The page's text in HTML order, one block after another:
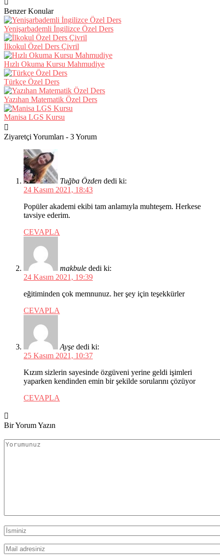
Benzer Konular
Yenişarbademli İngilizce Özel Ders
İlkokul Özel Ders Çivril
Hızlı Okuma Kursu Mahmudiye
Türkçe Özel Ders
Yazıhan Matematik Özel Ders
Manisa LGS Kursu
Ziyaretçi Yorumları - 3 Yorum
Tuğba Özden dedi ki:
24 Kasım 2021, 18:43
Popüler akademi ekibi tam anlamıyla muhteşem. Herkese
tavsiye ederim.
CEVAPLA
makbule dedi ki:
24 Kasım 2021, 19:39
eğitiminden çok memnunuz. her şey için teşekkürler
CEVAPLA
Ayşe dedi ki:
25 Kasım 2021, 10:37
Kızım sizlerin sayesinde özgüveni yerine geldi işimleri
yaparken kendinden emin bir şekilde sorularını çözüyor
CEVAPLA
Bir Yorum Yazın